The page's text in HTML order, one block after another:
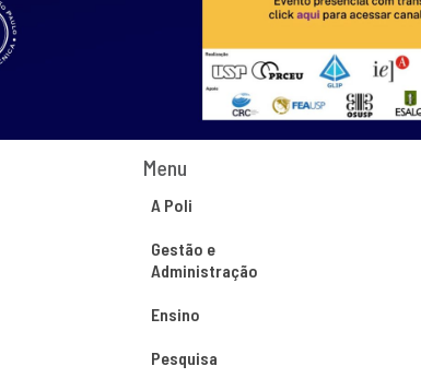
Menu
A Poli
Gestão e
Administração
Ensino
Pesquisa